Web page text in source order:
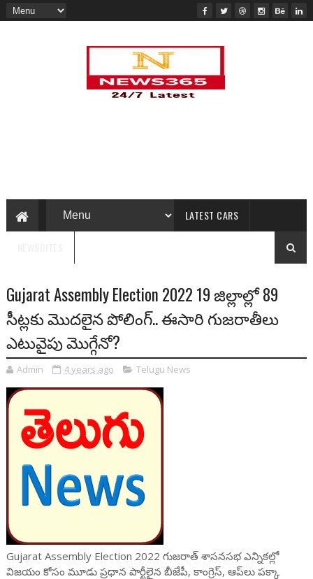
LATEST CARS
Gujarat Assembly Election 2022 19 జిల్లాల్లో 89
సీట్లకు మొదలైన పోలింగ్.. ఈసారి గుజరాతీలు
ఎటువైపు మొగ్గేనో?
Admin 4 years ago Telugu News
Gujarat Assembly Election 2022 గుజరాత్‌ శాసనసభ ఎన్నికల్లో
విజయం కోసం మూడు ప్రధాన పార్టీలైన బీజేపీ, కాంగ్రెస్, ఆప్‌లు పక్కా